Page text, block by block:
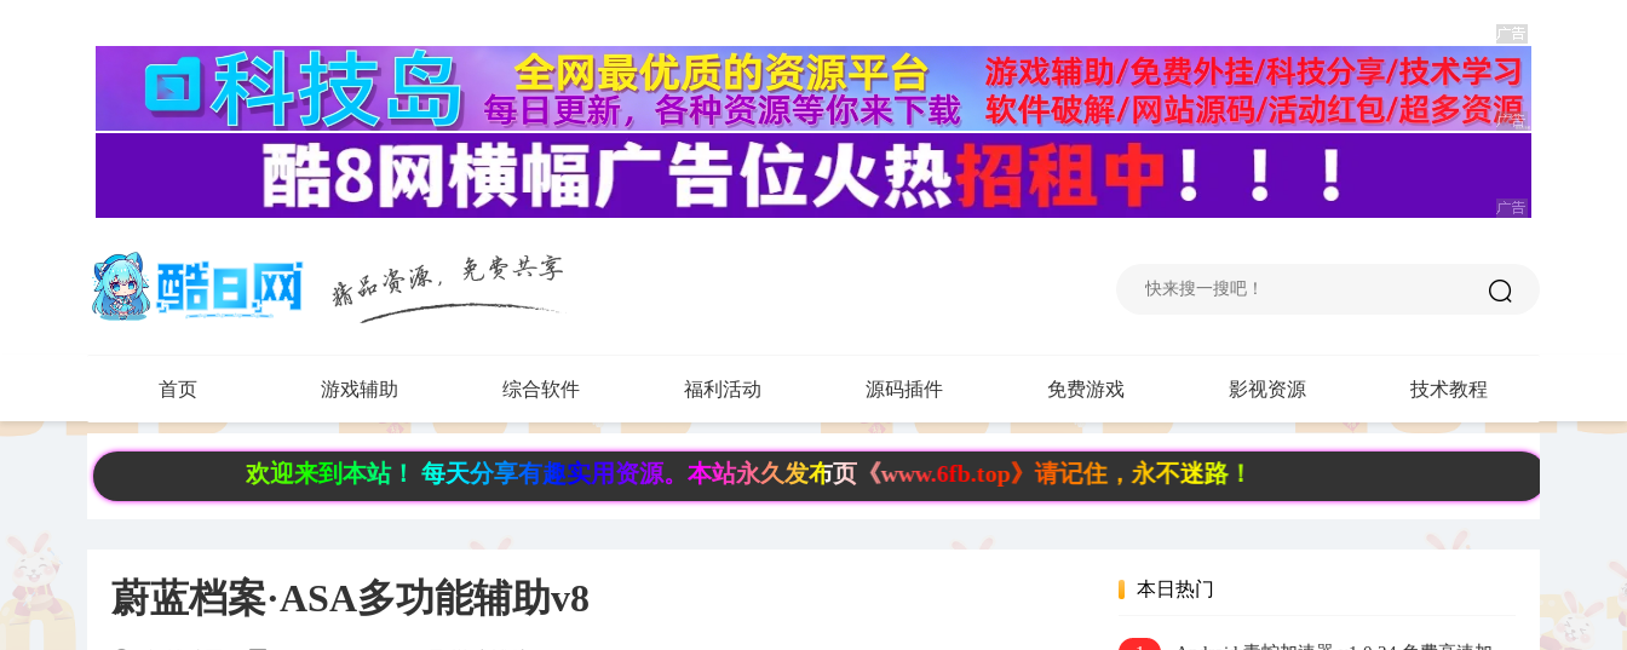
首页 游戏辅助 综合软件 福利活动 源码插件 免费游戏 影视资源 技术教程
欢迎来到本站！ 每天分享有趣实用资源。本站永久发布页《www.6fb.top》请记住，永不迷路！
蔚蓝档案·ASA多功能辅助v8 本日热门